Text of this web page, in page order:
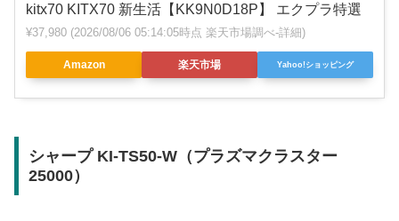
kitx70 KITX70 新生活【KK9N0D18P】 エクプラ特選
¥37,980 (2026/08/06 05:14:05時点 楽天市場調べ-詳細)
Amazon 楽天市場 Yahoo!ショッピング
シャープ KI-TS50-W（プラズマクラスター
25000）